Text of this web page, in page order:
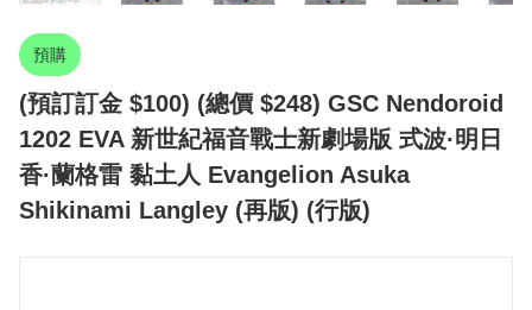
預購
(預訂訂金 $100) (總價 $248) GSC Nendoroid
1202 EVA 新世紀福音戰士新劇場版 式波·明日
香·蘭格雷 黏土人 Evangelion Asuka
Shikinami Langley (再版) (行版)